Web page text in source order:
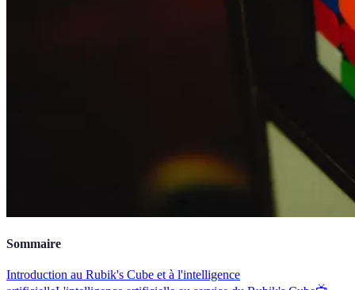
Sommaire
Introduction au Rubik's Cube et à l'intelligence